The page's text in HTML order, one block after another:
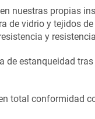
nuestras propias
de vidrio y tejidos
y
de estanqueidad
total conformidad